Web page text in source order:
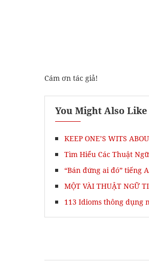
Cám ơn tác giả!
You Might Also Like
KEEP ONE’S WITS
Tìm Hiểu Các Thuật
“Bán đứng ai đó” tiếng
MỘT VÀI THUẬT NGỮ
113 Idioms thông dụng